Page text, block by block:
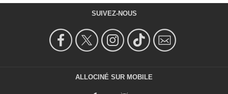
SUIVEZ-NOUS
ALLOCINÉ SUR MOBILE